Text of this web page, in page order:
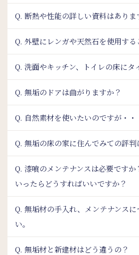
Q. 断熱や性能の詳しい資料はありま
Q. 外壁にレンガや天然石を使用する
Q. 洗面やキッチン、トイレの床にタ
Q. 無垢のドアは曲がりますか？
Q. 自然素材を使いたいのですが・・
Q. 無垢の床の家に住んでみての評判
Q. 漆喰のメンテナンスは必要です
いったらどうすればいいですか？
Q. 無垢材の手入れ、メンテナンスに
い。
Q. 無垢材と新建材はどう違うの？